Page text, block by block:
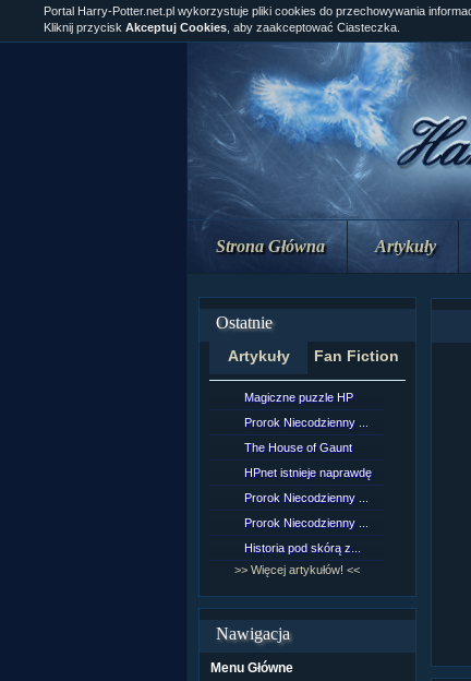
Strona Główna Artykuły
Ostatnie
Artykuły Fan Fiction
Magiczne puzzle HP
Prorok Niecodzienny ...
The House of Gaunt
HPnet istnieje naprawdę
Prorok Niecodzienny ...
Prorok Niecodzienny ...
Historia pod skórą z...
>> Więcej artykułów! <<
Nawigacja
Menu Główne
Portal Harry-Potter.net.pl wykorzystuje pliki cookies do przechowywania
Kliknij przycisk Akceptuj Cookies , aby zaakceptować Ciasteczka.